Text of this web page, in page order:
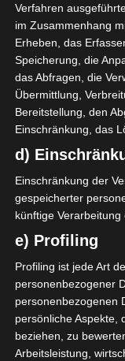
Verfahren
im Zusammenhang
Erheben, das
Speicherung, die
das Abfragen, die
Übermittlung,
Bereitstellung, den
Einschränkung, das
d)
Einschränkung der
gespeicherter
künftige
e) Profiling
Profiling ist jede Art
personenbezogener
personenbezogenen
persönliche Aspekte,
beziehen, zu
Arbeitsleistung,